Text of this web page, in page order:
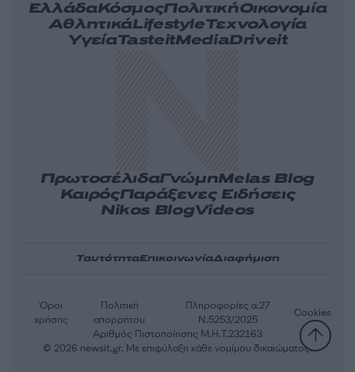
ΕλλάδαΚόσμοςΠολιτικήΟικονομία
ΑθλητικάLifestyleΤεχνολογία
ΥγείαTasteitMediaDriveit
ΠρωτοσέλιδαΓνώμηMelas Blog
ΚαιρόςΠαράξενες Ειδήσεις
Nikos BlogVideos
ΤαυτότηταΕπικοινωνίαΔιαφήμιση
Αριθμός Πιστοποίησης Μ.Η.Τ.232163
Όροι
χρήσης
Πολιτική
απορρήτου
Πληροφορίες α.27
Ν.5253/2025
Cookies
© 2026 newsit.gr. Με επιφύλαξη κάθε νομίμου δικαιώματος.